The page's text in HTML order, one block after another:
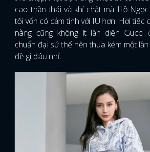
cao thần thái và khí chất mà Hồ
tôi vốn có cảm tình với IU hơn. Hơi tiếc
nàng cũng không ít lần diện Gucci
chuẩn đại sứ thế nên thua kém một
đề gì đâu nhỉ.